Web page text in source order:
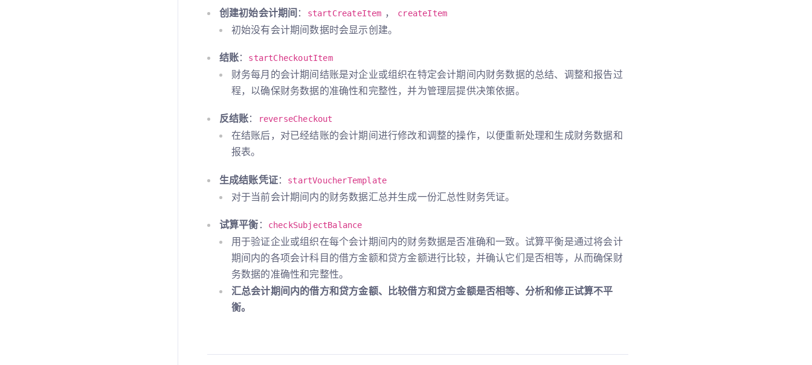
创建初始会计期间 ： startCreateItem ， createItem
初始没有会计期间数据时会显示创建。
结账： startCheckoutItem
财务每月的会计期间结账是对企业或组织在特定会计期间内财务数据的总结、调整和报告过
程，以确保财务数据的准确性和完整性，并为管理层提供决策依据。
反结账： reverseCheckout
在结账后，对已经结账的会计期间进行修改和调整的操作，以便重新处理和生成财务数据和
报表。
生成结账凭证： startVoucherTemplate
对于当前会计期间内的财务数据汇总并生成一份汇总性财务凭证。
试算平衡 ： checkSubjectBalance
用于验证企业或组织在每个会计期间内的财务数据是否准确和一致。试算平衡是通过将会计
期间内的各项会计科目的借方金额和贷方金额进行比较，并确认它们是否相等，从而确保财
务数据的准确性和完整性。
汇总会计期间内的借方和贷方金额、比较借方和贷方金额是否相等、分析和修正试算不平
衡。